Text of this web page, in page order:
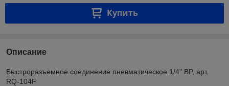
Купить
Описание
Быстроразъемное соединение пневматическое 1/4" BP, арт.
RQ-104F